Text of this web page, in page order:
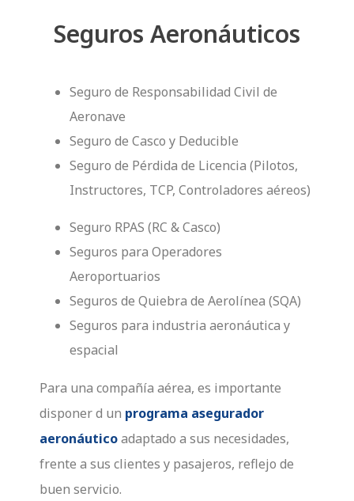
Seguros Aeronáuticos
Seguro de Responsabilidad Civil de
Aeronave
Seguro de Casco y Deducible
Seguro de Pérdida de Licencia (Pilotos,
Instructores, TCP, Controladores aéreos)
Seguro RPAS (RC & Casco)
Seguros para Operadores
Aeroportuarios
Seguros de Quiebra de Aerolínea (SQA)
Seguros para industria aeronáutica y
espacial
Para una compañía aérea, es importante
disponer d un programa asegurador
aeronáuticoadaptado a sus necesidades,
frente a sus clientes y pasajeros, reflejo de
buen servicio.